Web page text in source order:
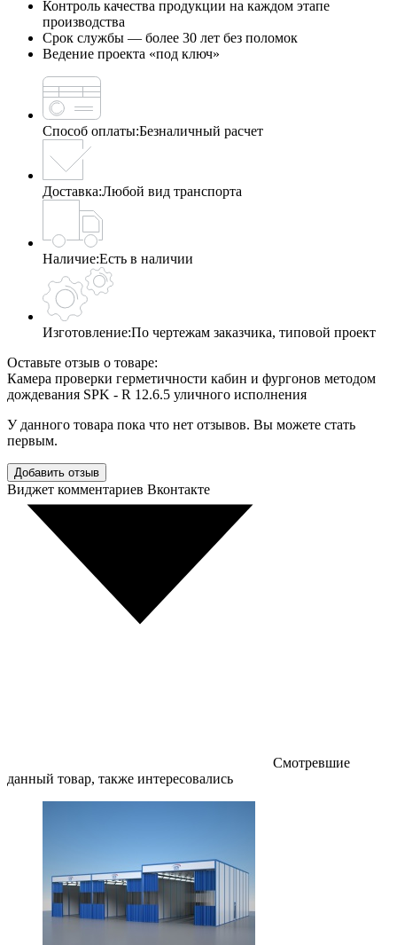
Контроль качества продукции на каждом этапе
производства
Срок службы — более 30 лет без поломок
Ведение проекта «под ключ»
Способ оплаты:Безналичный расчет
Доставка:Любой вид транспорта
Наличие:Есть в наличии
Изготовление:По чертежам заказчика, типовой проект
Оставьте отзыв о товаре:
Камера проверки герметичности кабин и фургонов методом
дождевания SPK ‐ R 12.6.5 уличного исполнения
У данного товара пока что нет отзывов. Вы можете стать
первым.
Добавить отзыв
Виджет комментариев Вконтакте
Смотревшие
данный товар, также интересовались